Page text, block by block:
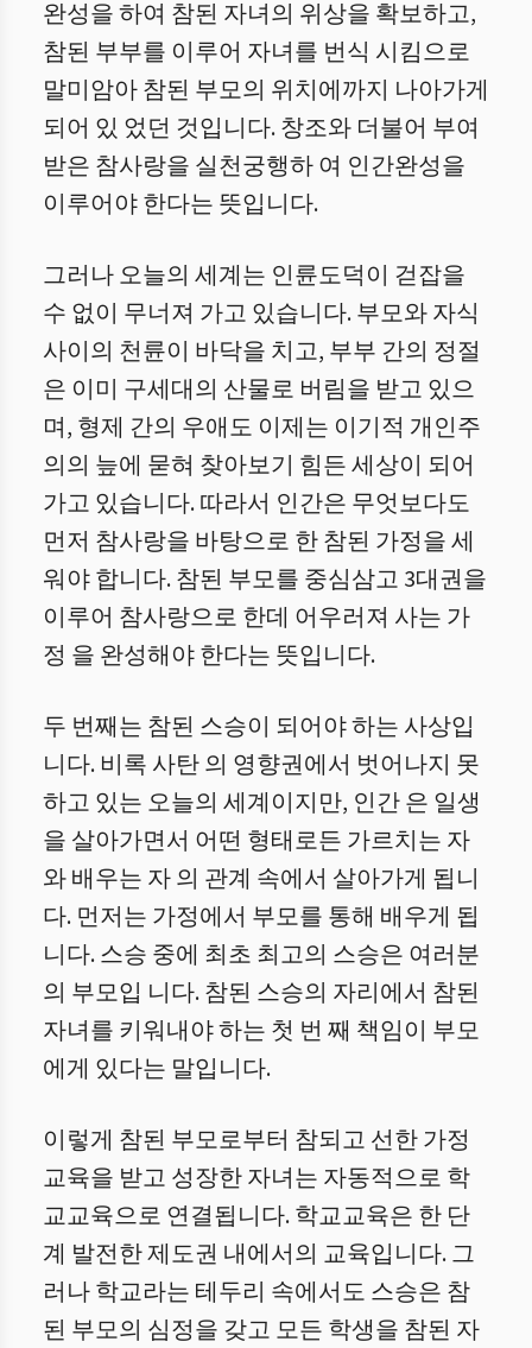
완성을 하여 참된 자녀의 위상을 확보하고,
참된 부부를 이루어 자녀를 번식 시킴으로
말미암아 참된 부모의 위치에까지 나아가게
되어 있 었던 것입니다. 창조와 더불어 부여
받은 참사랑을 실천궁행하 여 인간완성을
이루어야 한다는 뜻입니다.
그러나 오늘의 세계는 인륜도덕이 걷잡을
수 없이 무너져 가고 있습니다. 부모와 자식
사이의 천륜이 바닥을 치고, 부부 간의 정절
은 이미 구세대의 산물로 버림을 받고 있으
며, 형제 간의 우애도 이제는 이기적 개인주
의의 늪에 묻혀 찾아보기 힘든 세상이 되어
가고 있습니다. 따라서 인간은 무엇보다도
먼저 참사랑을 바탕으로 한 참된 가정을 세
워야 합니다. 참된 부모를 중심삼고 3대권을
이루어 참사랑으로 한데 어우러져 사는 가
정 을 완성해야 한다는 뜻입니다.
두 번째는 참된 스승이 되어야 하는 사상입
니다. 비록 사탄 의 영향권에서 벗어나지 못
하고 있는 오늘의 세계이지만, 인간 은 일생
을 살아가면서 어떤 형태로든 가르치는 자
와 배우는 자 의 관계 속에서 살아가게 됩니
다. 먼저는 가정에서 부모를 통해 배우게 됩
니다. 스승 중에 최초 최고의 스승은 여러분
의 부모입 니다. 참된 스승의 자리에서 참된
자녀를 키워내야 하는 첫 번 째 책임이 부모
에게 있다는 말입니다.
이렇게 참된 부모로부터 참되고 선한 가정
교육을 받고 성장한 자녀는 자동적으로 학
교교육으로 연결됩니다. 학교교육은 한 단
계 발전한 제도권 내에서의 교육입니다. 그
러나 학교라는 테두리 속에서도 스승은 참
된 부모의 심정을 갖고 모든 학생을 참된 자